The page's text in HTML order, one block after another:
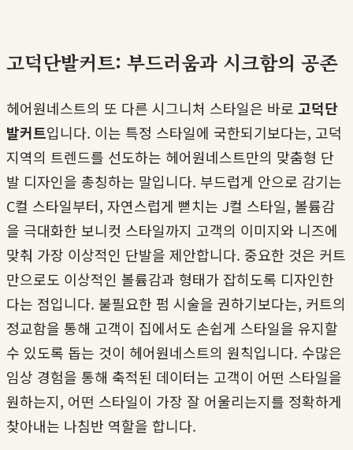
고덕단발커트: 부드러움과 시크함의 공존
헤어원네스트의 또 다른 시그니처 스타일은 바로 고덕단
발커트입니다. 이는 특정 스타일에 국한되기보다는, 고덕
지역의 트렌드를 선도하는 헤어원네스트만의 맞춤형 단
발 디자인을 총칭하는 말입니다. 부드럽게 안으로 감기는
C컬 스타일부터, 자연스럽게 뻗치는 J컬 스타일, 볼륨감
을 극대화한 보니컷 스타일까지 고객의 이미지와 니즈에
맞춰 가장 이상적인 단발을 제안합니다. 중요한 것은 커트
만으로도 이상적인 볼륨감과 형태가 잡히도록 디자인한
다는 점입니다. 불필요한 펌 시술을 권하기보다는, 커트의
정교함을 통해 고객이 집에서도 손쉽게 스타일을 유지할
수 있도록 돕는 것이 헤어원네스트의 원칙입니다. 수많은
임상 경험을 통해 축적된 데이터는 고객이 어떤 스타일을
원하는지, 어떤 스타일이 가장 잘 어울리는지를 정확하게
찾아내는 나침반 역할을 합니다.